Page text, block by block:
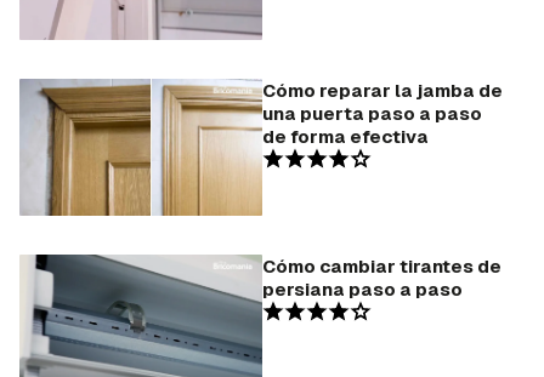
Cómo reparar la jamba de
una puerta paso a paso
de forma efectiva
Cómo cambiar tirantes de
persiana paso a paso